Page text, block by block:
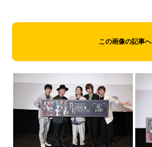
この画像の記事へ